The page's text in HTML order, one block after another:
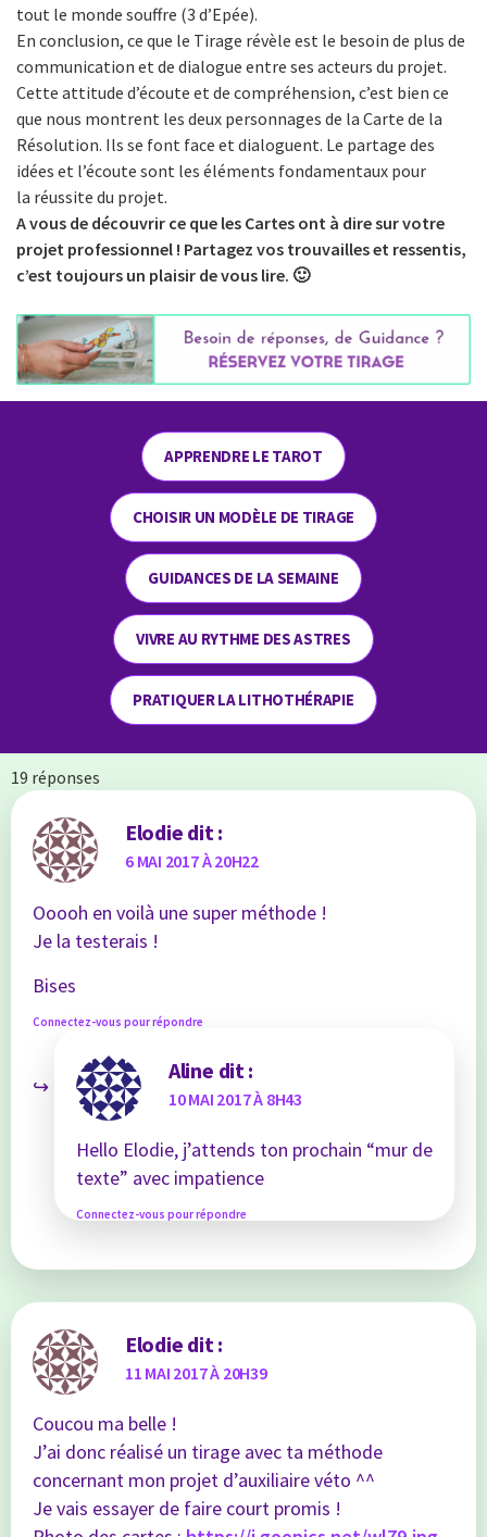
tout le monde souffre (3 d’Epée).
En conclusion, ce que le Tirage révèle est le besoin de plus de
communication et de dialogue entre ses acteurs du projet.
Cette attitude d’écoute et de compréhension, c’est bien ce
que nous montrent les deux personnages de la Carte de la
Résolution. Ils se font face et dialoguent. Le partage des
idées et l’écoute sont les éléments fondamentaux pour
la réussite du projet.
A vous de découvrir ce que les Cartes ont à dire sur votre
projet professionnel ! Partagez vos trouvailles et ressentis,
c’est toujours un plaisir de vous lire. 🙂
APPRENDRE LE TAROT
CHOISIR UN MODÈLE DE TIRAGE
GUIDANCES DE LA SEMAINE
VIVRE AU RYTHME DES ASTRES
PRATIQUER LA LITHOTHÉRAPIE
19 réponses
Elodie dit :
6 MAI 2017 À 20H22
Ooooh en voilà une super méthode !
Je la testerais !
Bises
Connectez-vous pour répondre
Aline dit :
10 MAI 2017 À 8H43
Hello Elodie, j’attends ton prochain “mur de
texte” avec impatience
Connectez-vous pour répondre
Elodie dit :
11 MAI 2017 À 20H39
Coucou ma belle !
J’ai donc réalisé un tirage avec ta méthode
concernant mon projet d’auxiliaire véto ^^
Je vais essayer de faire court promis !